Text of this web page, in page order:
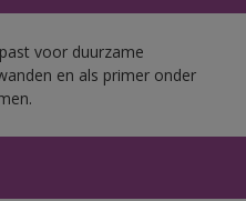
voor duurzame
en als primer onder